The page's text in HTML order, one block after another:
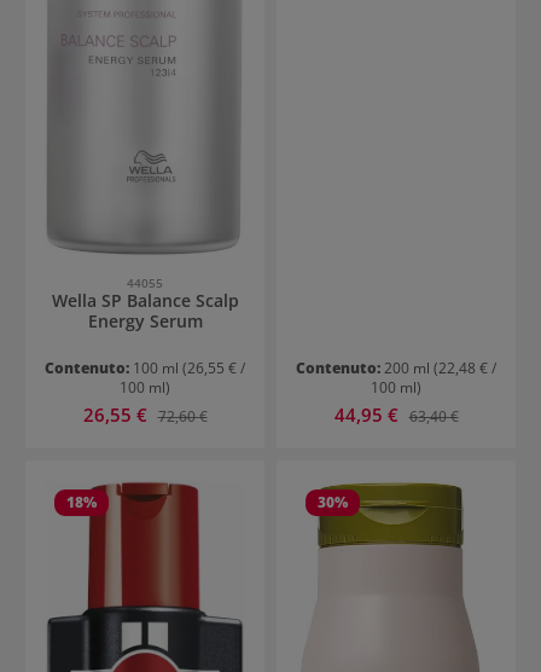
44055
Wella SP Balance Scalp
Energy Serum
Contenuto: 100 ml (26,55 € /
100 ml)
Prezzo di vendita:
26,55 € Prezzo normale:
72,60 €
Contenuto:200 ml (22,48 € /
100 ml)
Prezzo di vendita:
44,95 € Prezzo normale:
63,40 €
18% 30%